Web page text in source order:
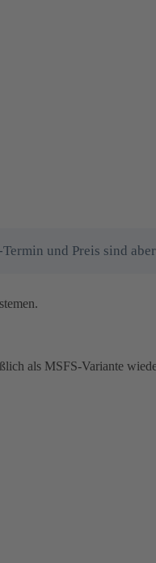
und Preis sind
als MSFS-Variante